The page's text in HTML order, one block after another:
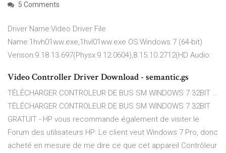
5 Comments
Driver Name:Video Driver File
Name:1hvh01ww.exe,1hvl01ww.exe OS:Windows 7 (64-bit)
Verison:9.18.13.697(Physx:9.12.0604),8.15.10.2712(HD Audio:
Video Controller Driver Download - semantic.gs
TÉLÉCHARGER CONTROLEUR DE BUS SM WINDOWS 7 32BIT …
TÉLÉCHARGER CONTROLEUR DE BUS SM WINDOWS 7 32BIT
GRATUIT - HP vous recommande également de visiter le
Forum des utilisateurs HP: Le client veut Windows 7 Pro, donc
acheté en mesure de me dire ce que cet appareil Contrôleur